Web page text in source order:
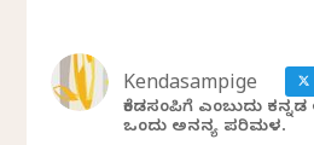
Kendasampige
ಕೆಂಡಸಂಪಿಗೆ ಎಂಬುದು
ಒಂದು ಅನನ್ಯ ಪರಿಮಳ.